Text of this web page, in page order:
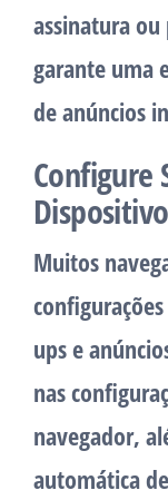
assinatura
garante uma
de anúncios
Configure
Muitos
ups e
nas
navegador,
automática